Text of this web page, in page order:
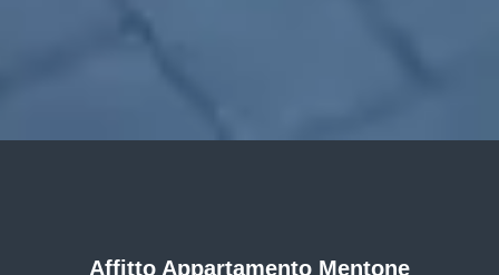
Affitto Appartamento Mentone